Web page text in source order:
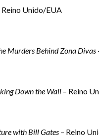
Reino Unido/EUA
Murders Behind Zona Divas
Down the Wall – Reino
with Bill Gates – Reino